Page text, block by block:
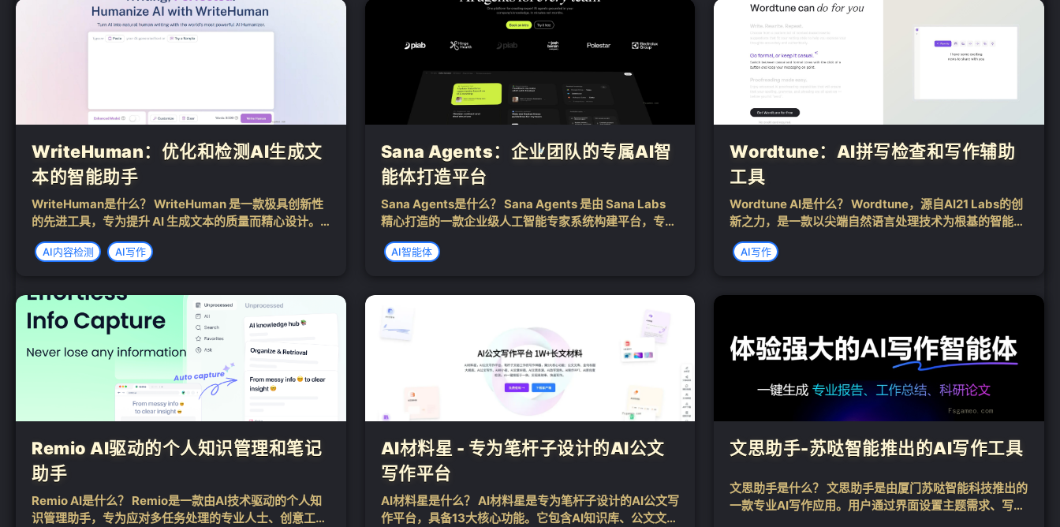
WriteHuman：优化和检测AI生成文
本的智能助手
WriteHuman是什么？ WriteHuman 是一款极具创新性
的先进工具，专为提升 AI 生成文本的质量而精心设计。
它能够巧妙地将机器生成的生硬内容转化为自然流畅、宛
如人类亲手撰写的文本。利用顶尖的自然语言处理（NL
AI内容检测 AI写作
Sana Agents：企业团队的专属AI智
能体打造平台
Sana Agents是什么？ Sana Agents 是由 Sana Labs
精心打造的一款企业级人工智能专家系统构建平台，专为
助力企业高效地管理和优化内部知识资源而设计。这款卓
越的 AI 平台借助前沿的自然语言处理技术，能够精准地
AI智能体
Wordtune：AI拼写检查和写作辅助
工具
Wordtune AI是什么？ Wordtune，源自AI21 Labs的创
新之力，是一款以尖端自然语言处理技术为根基的智能写
作伴侣。其设计宗旨在于助力用户攀登写作高峰，实现文
字质量的飞跃。这款卓越的AI写作工具不仅能够实时侦测
AI写作
Remio AI驱动的个人知识管理和笔记
助手
Remio AI是什么？ Remio是一款由AI技术驱动的个人知
识管理助手，专为应对多任务处理的专业人士、创意工作
AI材料星 - 专为笔杆子设计的AI公文
写作平台
AI材料星是什么？ AI材料星是专为笔杆子设计的AI公文写
作平台，具备13大核心功能。它包含AI知识库、公文文
文思助手-苏哒智能推出的AI写作工具
文思助手是什么？ 文思助手是由厦门苏哒智能科技推出的
一款专业AI写作应用。用户通过界面设置主题需求、写作